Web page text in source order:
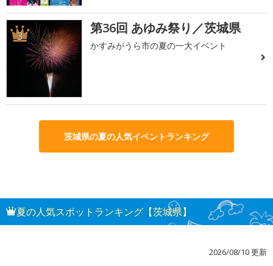
3 第36回 あゆみ祭り／茨城県
かすみがうら市の夏の一大イベント
茨城県の夏の人気イベントランキング
夏の人気スポットランキング【茨城県】
2026/08/10 更新